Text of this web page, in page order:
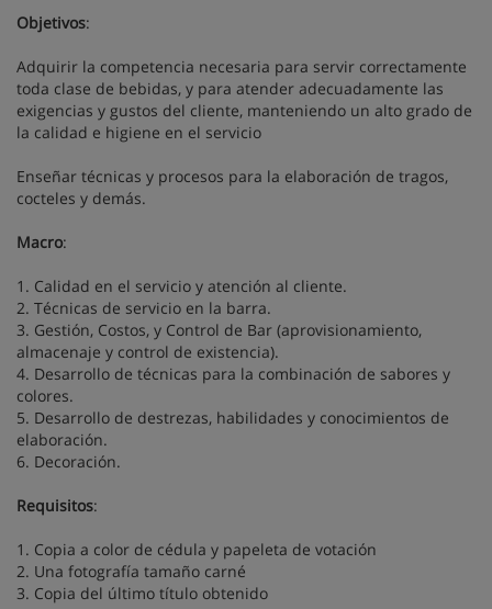
Objetivos:
Adquirir la competencia necesaria para servir correctamente
toda clase de bebidas, y para atender adecuadamente las
exigencias y gustos del cliente, manteniendo un alto grado de
la calidad e higiene en el servicio
Enseñar técnicas y procesos para la elaboración de tragos,
cocteles y demás.
Macro:
1. Calidad en el servicio y atención al cliente.
2. Técnicas de servicio en la barra.
3. Gestión, Costos, y Control de Bar (aprovisionamiento,
almacenaje y control de existencia).
4. Desarrollo de técnicas para la combinación de sabores y
colores.
5. Desarrollo de destrezas, habilidades y conocimientos de
elaboración.
6. Decoración.
Requisitos:
1. Copia a color de cédula y papeleta de votación
2. Una fotografía tamaño carné
3. Copia del último título obtenido